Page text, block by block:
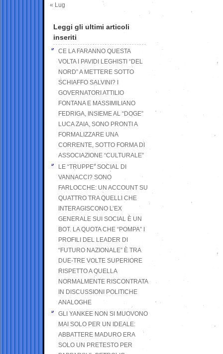
« Lug
Leggi gli ultimi articoli
inseriti
CE LA FARANNO QUESTA
VOLTA I PAVIDI LEGHISTI “DEL
NORD” A METTERE SOTTO
SCHIAFFO SALVINI? I
GOVERNATORI ATTILIO
FONTANA E MASSIMILIANO
FEDRIGA, INSIEME AL “DOGE”
LUCA ZAIA, SONO PRONTI A
FORMALIZZARE UNA
CORRENTE, SOTTO FORMA DI
ASSOCIAZIONE “CULTURALE”
LE “TRUPPE” SOCIAL DI
VANNACCI? SONO
FARLOCCHE: UN ACCOUNT SU
QUATTRO TRA QUELLI CHE
INTERAGISCONO L’EX
GENERALE SUI SOCIAL È UN
BOT. LA QUOTA CHE “POMPA” I
PROFILI DEL LEADER DI
“FUTURO NAZIONALE” È TRA
DUE-TRE VOLTE SUPERIORE
RISPETTO A QUELLA
NORMALMENTE RISCONTRATA
IN DISCUSSIONI POLITICHE
ANALOGHE
GLI YANKEE NON SI MUOVONO
MAI SOLO PER UN IDEALE:
ABBATTERE MADURO ERA
SOLO UN PRETESTO PER